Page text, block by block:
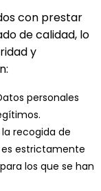
con prestar
de calidad, lo
y
personales
recogida de
estrictamente
los que se han